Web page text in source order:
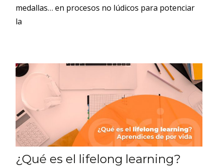
medallas… en procesos no lúdicos para potenciar
la
¿Qué es el lifelong learning?